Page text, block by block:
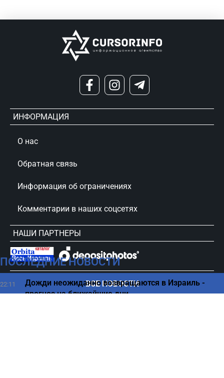
ПОСЛЕДНИЕ НОВОСТИ
22:11
Дожди неожиданно возвращаются в Израиль -
прогноз на ближайшие дни
ВСЕ НОВОСТИ
ИНФОРМАЦИЯ
О нас
Обратная связь
Информация об ограничениях
Комментарии в наших соцсетях
НАШИ ПАРТНЕРЫ
сursorinfo.co.il © Все права защищены